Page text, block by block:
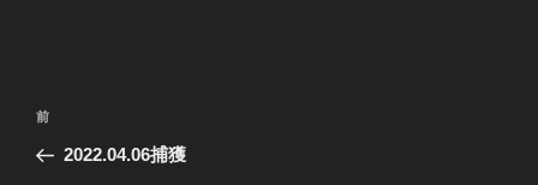
投
ナ
前
の
前
2022.04.06捕獲